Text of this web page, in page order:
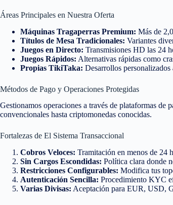
Áreas Principales en Nuestra Oferta
Máquinas Tragaperras Premium: Más de
Títulos de Mesa Tradicionales: Variantes
Juegos en Directo: Transmisiones HD las 24
Juegos Rápidos: Alternativas rápidas como
Propias TikiTaka: Desarrollos personalizados
Métodos de Pago y Operaciones Protegidas
Gestionamos operaciones a través de plataformas
convencionales hasta criptomonedas conocidas.
Fortalezas de El Sistema Transaccional
Cobros Veloces: Tramitación en menos de 24
Sin Cargos Escondidas: Política clara donde
Restricciones Configurables: Modifica tus
Autenticación Sencilla: Procedimiento KYC
Varias Divisas: Aceptación para EUR, USD,